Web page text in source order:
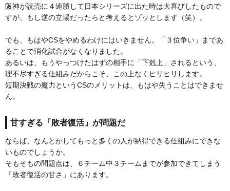
阪神が読売に４連勝して日本シリーズに出た時は大喜びしたもので
すが、もし逆の立場だったらと考えるとゾッとします（笑）。
でも、もはやCSをやめるわけにはいきません。「３位争い」まであ
ることで消化試合がなくなりました。
あるいは、もうやっつけたはずの相手に「下剋上」されるという、
理不尽すぎる仕組みだからこそ、この上なくヒリヒリします。
短期決戦の魔力というCSのメリットは、もはや失うことはできませ
ん。
甘すぎる「敗者復活」が問題だ
ならば、なんとかしてもっと多くの人が納得できる仕組みにできな
いものでしょうか。
そもそもの問題点は、６チーム中３チームまでが参加できてしまう
「敗者復活の甘さ」にあります。